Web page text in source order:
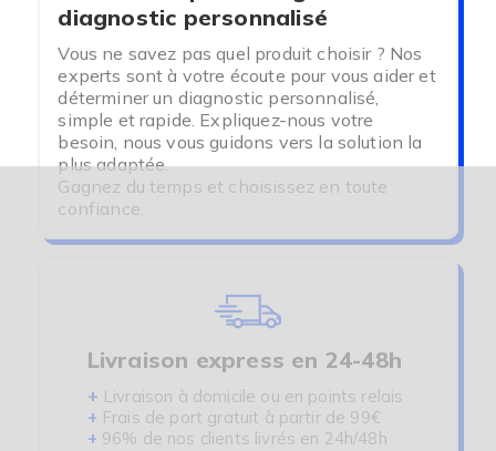
diagnostic personnalisé
Vous ne savez pas quel produit choisir ? Nos
experts sont à votre écoute pour vous aider et
déterminer un diagnostic personnalisé,
simple et rapide. Expliquez-nous votre
besoin, nous vous guidons vers la solution la
plus adaptée.
Gagnez du temps et choisissez en toute
confiance.
Livraison express en 24-48h
+ Livraison à domicile ou en points relais
+ Frais de port gratuit à partir de 99€
+ 96% de nos clients livrés en 24h/48h